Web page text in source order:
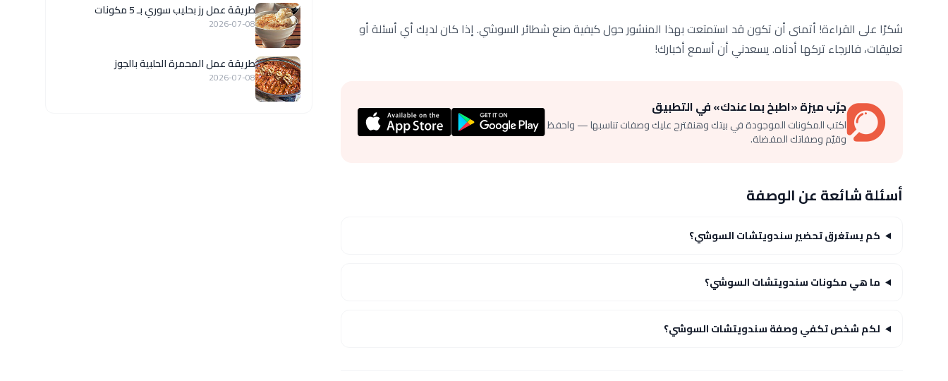
شكرًا على القراءة! أتمنى أن تكون قد استمتعت بهذا المنشور حول كيفية صنع شطائر السوشي. إذا كان لديك أي أسئلة أو
تعليقات، فالرجاء تركها أدناه. يسعدني أن أسمع أخبارك!
جرّب ميزة «اطبخ بما عندك» في التطبيق
اكتب المكونات الموجودة في بيتك وهنقترح عليك وصفات تناسبها — واحفظ
وقيّم وصفاتك المفضلة.
أسئلة شائعة عن الوصفة
كم يستغرق تحضير سندويتشات السوشي؟
ما هي مكونات سندويتشات السوشي؟
لكم شخص تكفي وصفة سندويتشات السوشي؟
طريقة عمل رز بحليب سوري بـ 5 مكونات
2026-07-08
طريقة عمل المحمرة الحلبية بالجوز
2026-07-08